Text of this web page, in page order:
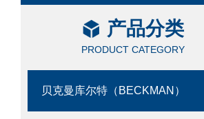
产品分类
PRODUCT CATEGORY
贝克曼库尔特（BECKMAN）